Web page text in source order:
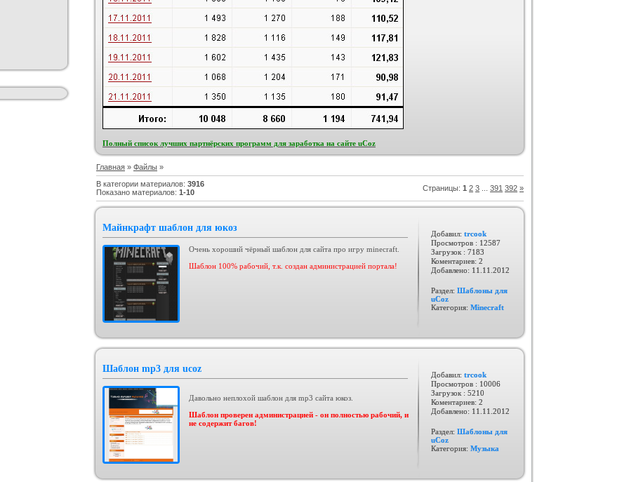
Полный список лучших партнёрских программ для заработка на сайте uCoz
Главная » Файлы »
В категории материалов: 3916
Показано материалов: 1-10 Страницы: 1 2 3 391 392 »
Майнкрафт шаблон для юкоз
Очень хороший чёрный шаблон для сайта про игру minecraft.
Шаблон 100% рабочий, т.к. создан администрацией портала!
Добавил: trcook
Просмотров : 12587
Загрузок : 7183
Коментариев: 2
Добавлено: 11.11.2012
Раздел: Шаблоны для
uCoz
Категория: Minecraft
Шаблон mp3 для ucoz
Давольно неплохой шаблон для mp3 сайта юкоз.
Шаблон проверен администрацией - он полностью рабочий, и
не содержит багов!
Добавил: trcook
Просмотров : 10006
Загрузок : 5210
Коментариев: 2
Добавлено: 11.11.2012
Раздел: Шаблоны для
uCoz
Категория: Музыка